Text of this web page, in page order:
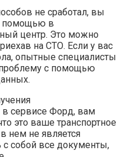
не сработал, вы
помощью в
центр. Это можно
на СТО. Если у вас
опытные специалисты
с помощью
сервисе Форд, вам
это ваше транспортное
нем не является
с собой все документы,